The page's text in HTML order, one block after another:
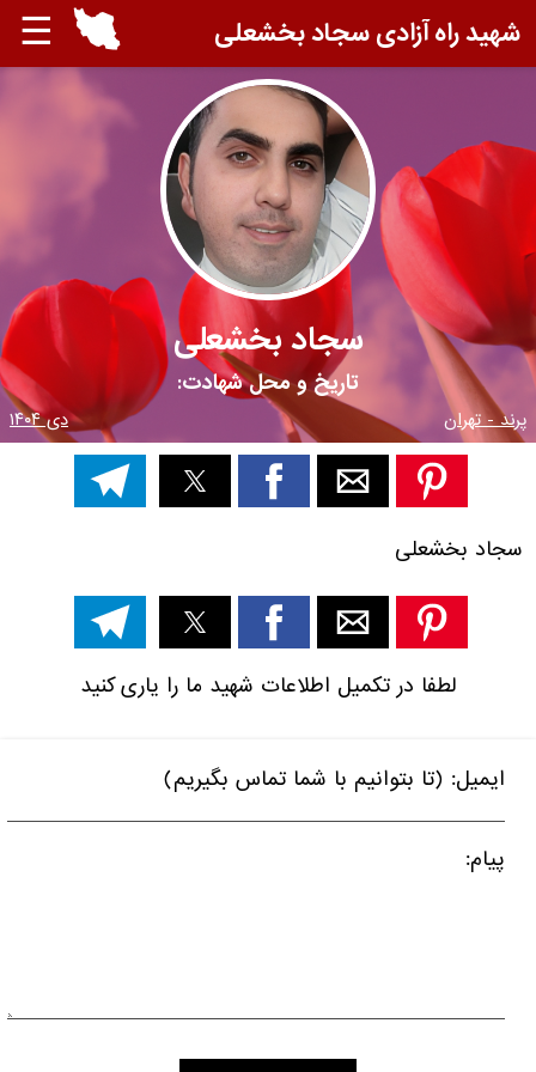
☰ شهید راه آزادی سجاد بخشعلی
سجاد بخشعلی
تاریخ و محل شهادت:
پرند - تهران دی ۱۴۰۴
سجاد بخشعلی
لطفا در تکمیل اطلاعات شهید ما را یاری کنید
ایمیل: (تا بتوانیم با شما تماس بگیریم)
پیام: